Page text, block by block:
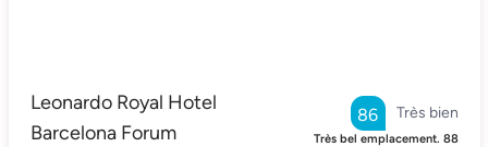
Leonardo Royal Hotel
Barcelona Forum
Très bien
86
Très bel emplacement. 88